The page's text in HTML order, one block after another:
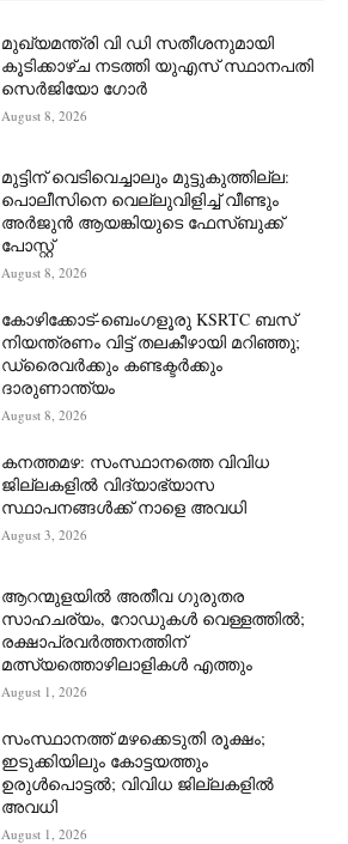
മുഖ്യമന്ത്രി വി ഡി സതീശനുമായി
കൂടിക്കാഴ്ച നടത്തി യുഎസ് സ്ഥാനപതി
സെര്‍ജിയോ ഗോര്‍
August 8, 2026
മുട്ടിന് വെടിവെച്ചാലും മുട്ടുകുത്തില്ല:
പൊലീസിനെ വെല്ലുവിളിച്ച് വീണ്ടും
അർജുൻ ആയങ്കിയുടെ ഫേസ്ബുക്ക്
പോസ്റ്റ്
August 8, 2026
കോഴിക്കോട്-ബെംഗളൂരു KSRTC ബസ്
നിയന്ത്രണം വിട്ട് തലകീഴായി മറിഞ്ഞു;
ഡ്രെെവർക്കും കണ്ടക്ടർക്കും
ദാരുണാന്ത്യം
August 8, 2026
കനത്തമഴ: സംസ്ഥാനത്തെ വിവിധ
ജില്ലകളിൽ വിദ്യാഭ്യാസ
സ്ഥാപനങ്ങൾക്ക് നാളെ അവധി
August 3, 2026
ആറന്മുളയില്‍ അതീവ ഗുരുതര
സാഹചര്യം, റോഡുകള്‍ വെള്ളത്തില്‍;
രക്ഷാപ്രവര്‍ത്തനത്തിന്
മത്സ്യത്തൊഴിലാളികള്‍ എത്തും
August 1, 2026
സംസ്ഥാനത്ത് മഴക്കെടുതി രൂക്ഷം;
ഇടുക്കിയിലും കോട്ടയത്തും
ഉരുള്‍പൊട്ടല്‍; വിവിധ ജില്ലകളില്‍
അവധി
August 1, 2026